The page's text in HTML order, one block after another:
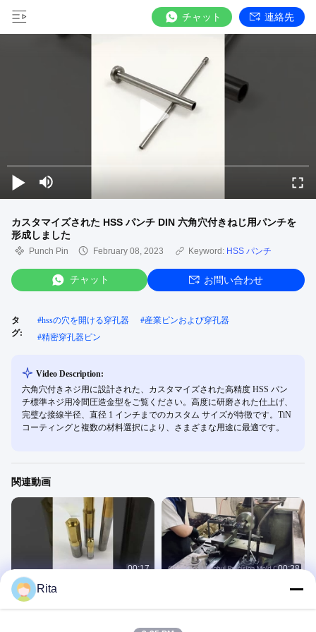
チャット 連絡先
カスタマイズされた HSS パンチ DIN 六角穴付きねじ用パンチを
形成しました
Punch Pin February 08, 2023 Keyword: HSS パンチ
チャット お問い合わせ
タ
グ:
#hssの穴を開ける穿孔器 #産業ピンおよび穿孔器
#精密穿孔器ピン
Video Description:
六角穴付きネジ用に設計された、カスタマイズされた高精度 HSS パン
チ標準ネジ用冷間圧造金型をご覧ください。高度に研磨された仕上げ、
完璧な接線半径、直径 1 インチまでのカスタム サイズが特徴です。TiN
コーティングと複数の材料選択により、さまざまな用途に最適です。
関連動画
00:17
穿孔器Pin
Punch Pin
00:38
炭化タングステンはサービスを処理
April 18, 2023
Rita